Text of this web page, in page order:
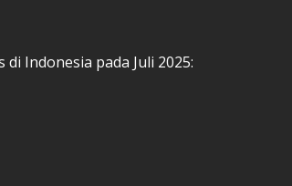
Indonesia pada Juli 2025: